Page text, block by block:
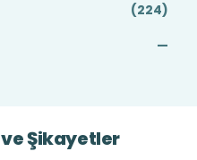
(224)
—
Şikayetler